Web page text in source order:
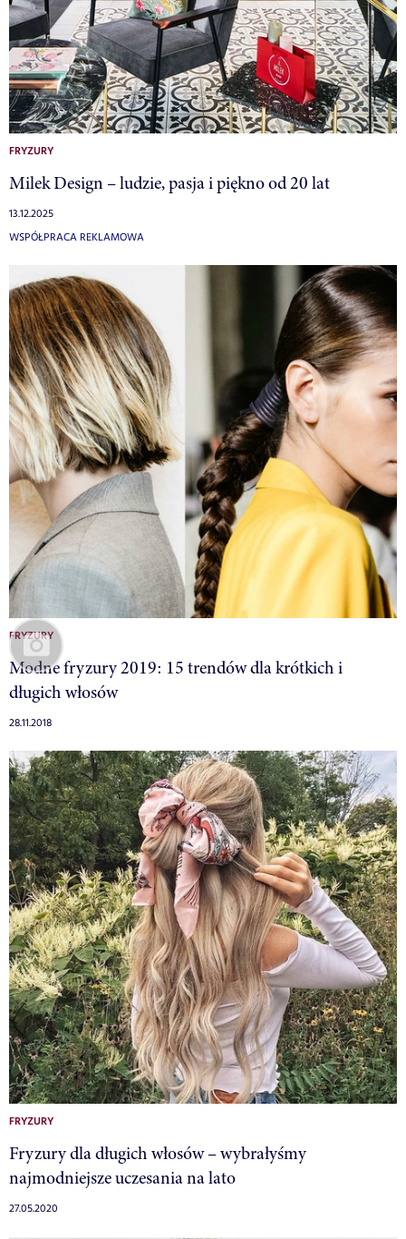
FRYZURY
Milek Design – ludzie, pasja i piękno od 20 lat
13.12.2025
WSPÓŁPRACA REKLAMOWA
FRYZURY
Modne fryzury 2019: 15 trendów dla krótkich i
długich włosów
28.11.2018
FRYZURY
Fryzury dla długich włosów – wybrałyśmy
najmodniejsze uczesania na lato
27.05.2020